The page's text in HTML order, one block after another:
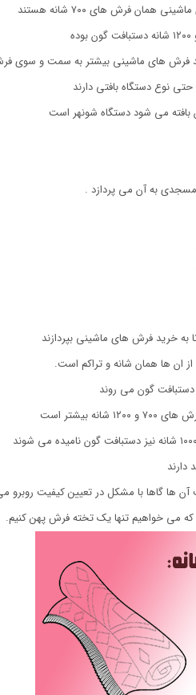
فرش های ۷۰۰ شانه هستند
های ماشینی بیشتر به سمت و سوی فرش های ۷۰۰
به آن می پردازد .
خرید فرش های ماشینی بپردازند
ان ها همان شانه و تراکم است.
گون می روند
بیشتر است
ها گاها با مشکل در تعیین کیفیت روبرو